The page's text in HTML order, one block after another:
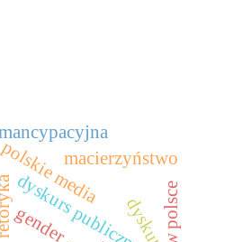
dyskurs publiczny
gender
media
macierzyństwo
dyskurs